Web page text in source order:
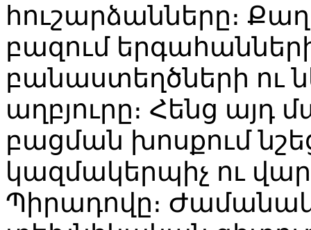
հուշարձանները։
բազում
բանաստեղծների ու
աղբյուրը։ Հենց այդ
բացման խոսքում
կազմակերպիչ ու
Պիրադովը։